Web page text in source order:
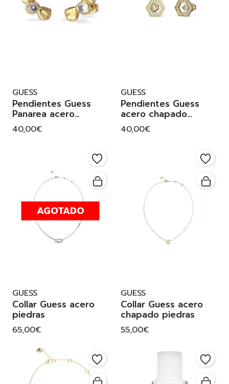
GUESS
Pendientes Guess
Panarea acero
chapado
40,00€
GUESS
Pendientes Guess
acero chapado
piedras
40,00€
AGOTADO
GUESS
Collar Guess acero
piedras
65,00€
GUESS
Collar Guess acero
chapado piedras
55,00€